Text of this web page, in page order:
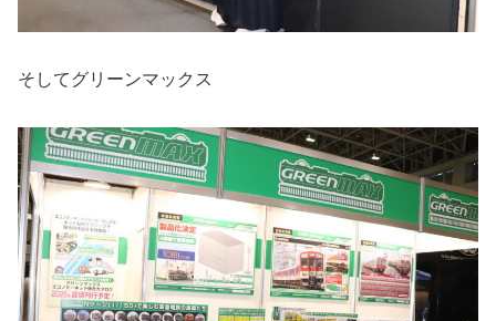
そしてグリーンマックス